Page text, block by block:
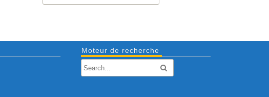
Moteur de recherche